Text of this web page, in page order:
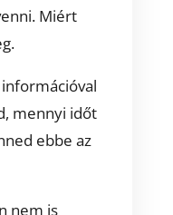
Miért
mennyi időt
ebbe az
nem is